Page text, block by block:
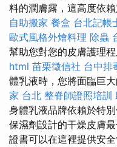
料的潤膚露，這高度依
自助搬家 餐盒 台北記帳
歐式風格外燴料理 除蟲
幫助您對您的皮膚護理
html 苗栗徵信社 台中排
體乳液時，您將面臨巨大
家 台北 整脊師證照培訓
身體乳液品牌依賴於特
保濕劑設計的干燥皮膚
證書可以在這裡提供安全